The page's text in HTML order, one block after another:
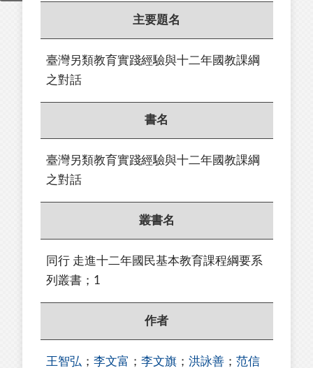
主要題名
臺灣另類教育實踐經驗與十二年國教課綱
之對話
書名
臺灣另類教育實踐經驗與十二年國教課綱
之對話
叢書名
同行 走進十二年國民基本教育課程綱要系
列叢書；1
作者
王智弘 ； 李文富 ； 李文旗 ； 洪詠善 ； 范信